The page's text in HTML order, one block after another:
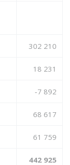
302 210
18 231
-7 892
68 617
61 759
442 925